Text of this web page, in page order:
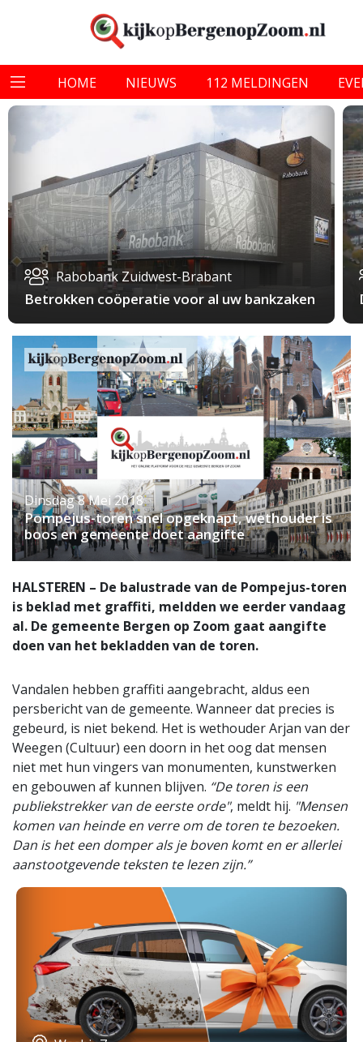
HOME NIEUWS 112 MELDINGEN
Rabobank Zuidwest-Brabant
Betrokken coöperatie voor al uw bankzaken
Dinsdag 8 Mei 2018
Pompejus-toren snel opgeknapt, wethouder is
boos en gemeente doet aangifte
HALSTEREN – De balustrade van de Pompejus-toren
is beklad met graffiti, meldden we eerder vandaag
al. De gemeente Bergen op Zoom gaat aangifte
doen van het bekladden van de toren.
Vandalen hebben graffiti aangebracht, aldus een
persbericht van de gemeente. Wanneer dat precies is
gebeurd, is niet bekend. Het is wethouder Arjan van der
Weegen (Cultuur) een doorn in het oog dat mensen
niet met hun vingers van monumenten, kunstwerken
en gebouwen af kunnen blijven. “De toren is een
publiekstrekker van de eerste orde", meldt hij. "Mensen
komen van heinde en verre om de toren te bezoeken.
Dan is het een domper als je boven komt en er allerlei
aanstootgevende teksten te lezen zijn.”